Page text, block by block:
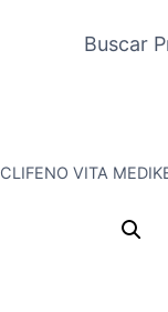
Buscar
VITA